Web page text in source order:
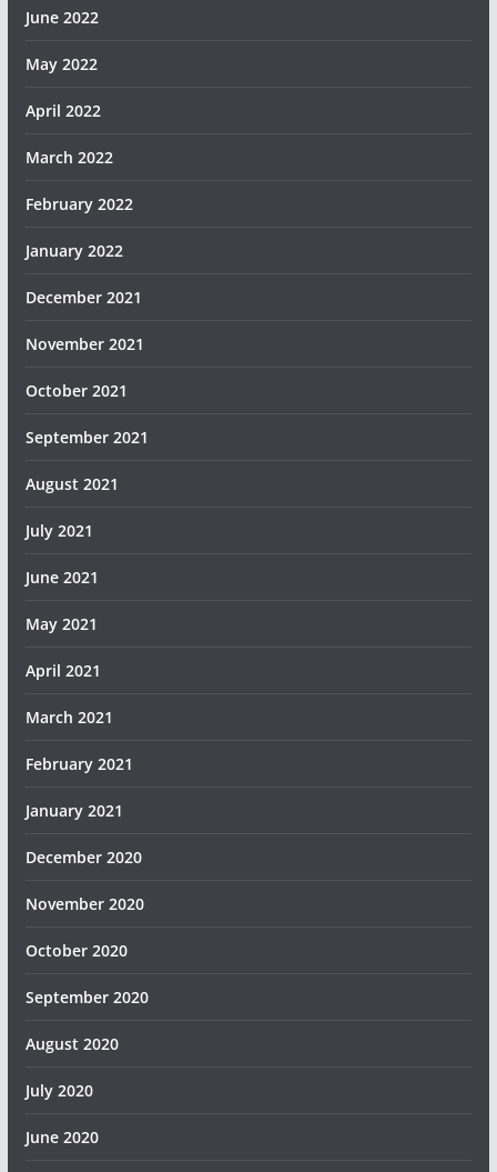
June 2022
May 2022
April 2022
March 2022
February 2022
January 2022
December 2021
November 2021
October 2021
September 2021
August 2021
July 2021
June 2021
May 2021
April 2021
March 2021
February 2021
January 2021
December 2020
November 2020
October 2020
September 2020
August 2020
July 2020
June 2020